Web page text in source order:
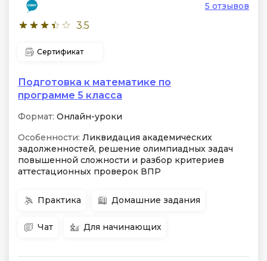
3.5
5 отзывов
Сертификат
Подготовка к математике по
программе 5 класса
Формат: Онлайн-уроки
Особенности: Ликвидация академических
задолженностей, решение олимпиадных задач
повышенной сложности и разбор критериев
аттестационных проверок ВПР
Практика Домашние задания
Чат Для начинающих